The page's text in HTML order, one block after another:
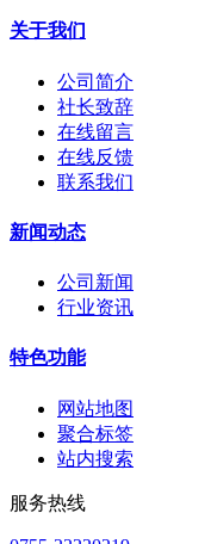
关于我们
公司简介
社长致辞
在线留言
在线反馈
联系我们
新闻动态
公司新闻
行业资讯
特色功能
网站地图
聚合标签
站内搜索
服务热线